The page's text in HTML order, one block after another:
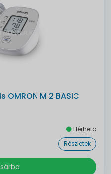
M 2 BASIC
Elérhető
Részletek